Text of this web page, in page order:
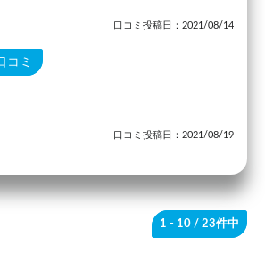
口コミ投稿日：2021/08/14
コミ
口コミ投稿日：2021/08/19
1 - 10 / 23件中